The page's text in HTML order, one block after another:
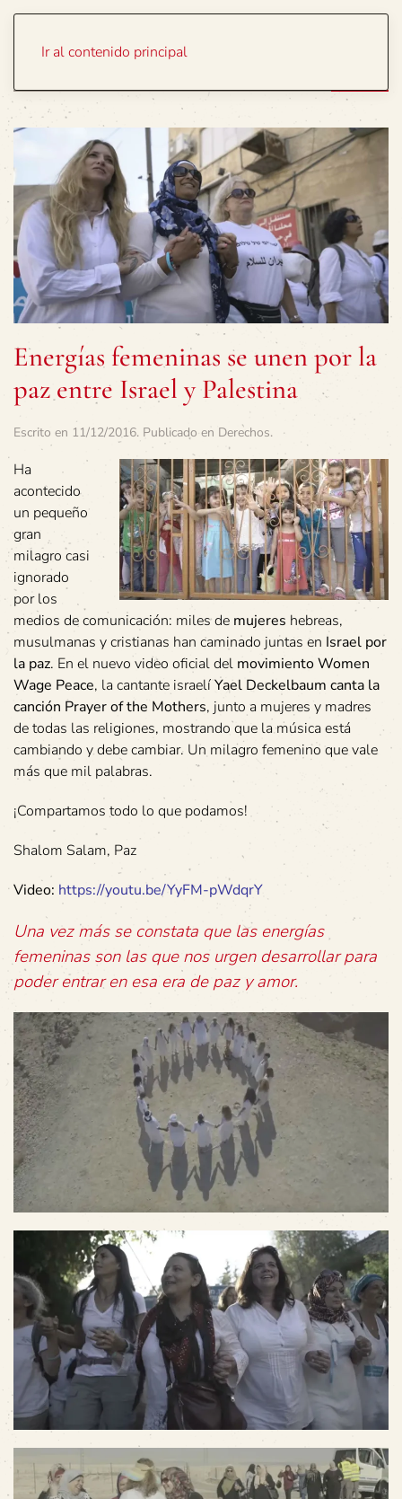
Ir al contenido principal
Energías femeninas se unen por la
paz entre Israel y Palestina
Escrito en 11/12/2016. Publicado en Derechos.
Ha
acontecido
un pequeño
gran
milagro casi
ignorado
por los
medios de comunicación: miles de mujeres hebreas,
musulmanas y cristianas han caminado juntas en Israel por
la paz. En el nuevo video oficial del movimiento Women
Wage Peace, la cantante israelíYael Deckelbaum canta la
canción Prayer of the Mothers, junto a mujeres y madres
de todas las religiones, mostrando que la música está
cambiando y debe cambiar. Un milagro femenino que vale
más que mil palabras.
¡Compartamos todo lo que podamos!
Shalom Salam, Paz
Video: https://youtu.be/YyFM-pWdqrY
Una vez más se constata que las energías
femeninas son las que nos urgen desarrollar para
poder entrar en esa era de paz y amor.